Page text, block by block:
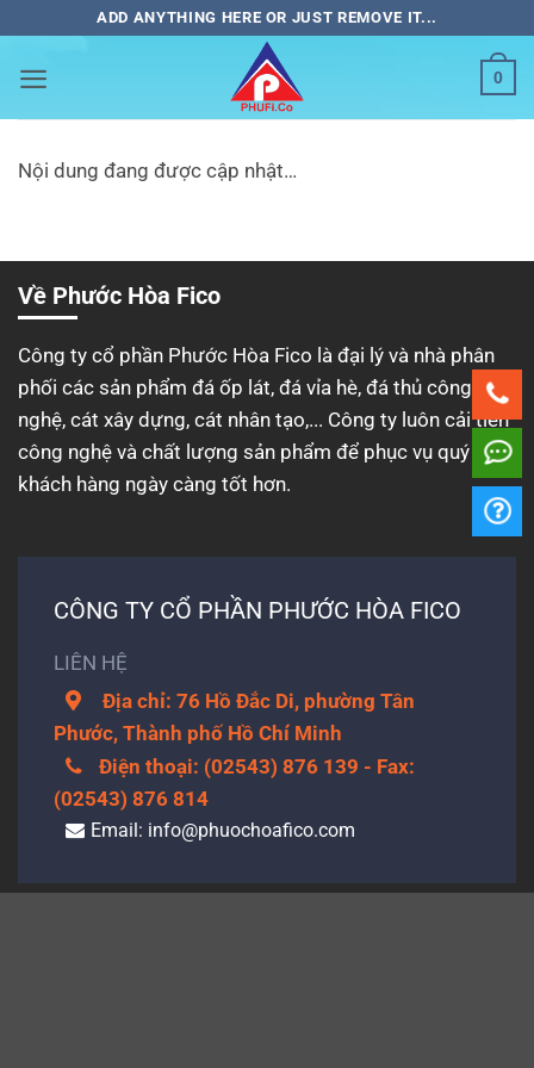
nội
ADD ANYTHING HERE OR JUST REMOVE IT...
0
Nội dung đang được cập nhật…
Về Phước Hòa Fico
Công ty cổ phần Phước Hòa Fico là đại lý và nhà phân
phối các sản phẩm đá ốp lát, đá vỉa hè, đá thủ công mỹ
nghệ, cát xây dựng, cát nhân tạo,... Công ty luôn cải tiến
công nghệ và chất lượng sản phẩm để phục vụ quý
khách hàng ngày càng tốt hơn.
CÔNG TY CỔ PHẦN PHƯỚC HÒA FICO
LIÊN HỆ
Địa chỉ: 76 Hồ Đắc Di, phường Tân
Phước, Thành phố Hồ Chí Minh
Điện thoại: (02543) 876 139 - Fax:
(02543) 876 814
Email: info@phuochoafico.com